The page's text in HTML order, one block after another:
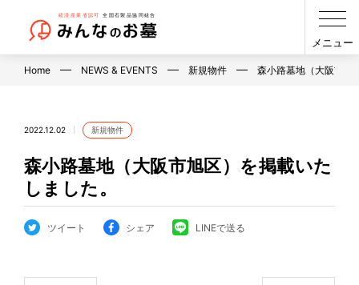
メニュー
Home NEWS & EVENTS 新規物件 森小路墓地（大阪市旭
2022.12.02 新規物件
森小路墓地（大阪市旭区）を掲載いた
しました。
ツイート シェア LINEで送る